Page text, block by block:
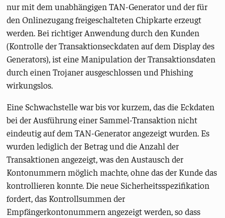
nur mit dem unabhängigen TAN-Generator und der für
den Onlinezugang freigeschalteten Chipkarte erzeugt
werden. Bei richtiger Anwendung durch den Kunden
(Kontrolle der Transaktionseckdaten auf dem Display des
Generators), ist eine Manipulation der Transaktionsdaten
durch einen Trojaner ausgeschlossen und Phishing
wirkungslos.
Eine Schwachstelle war bis vor kurzem, das die Eckdaten
bei der Ausführung einer Sammel-Transaktion nicht
eindeutig auf dem TAN-Generator angezeigt wurden. Es
wurden lediglich der Betrag und die Anzahl der
Transaktionen angezeigt, was den Austausch der
Kontonummern möglich machte, ohne das der Kunde das
kontrollieren konnte. Die neue Sicherheitsspezifikation
fordert, das Kontrollsummen der
Empfängerkontonummern angezeigt werden, so dass